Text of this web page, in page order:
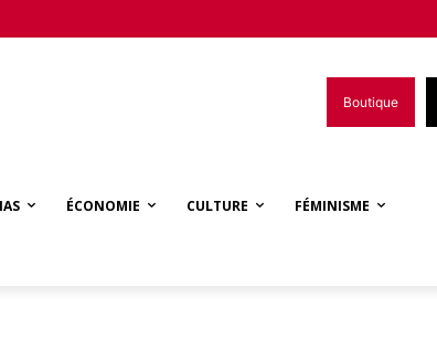
Boutique
ÉCONOMIE CULTURE FÉMINISME